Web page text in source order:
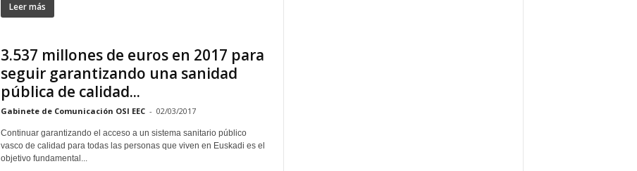
Leer más
3.537 millones de euros en 2017 para
seguir garantizando una sanidad
pública de calidad...
Gabinete de Comunicación OSI EEC - 02/03/2017
Continuar garantizando el acceso a un sistema sanitario público
vasco de calidad para todas las personas que viven en Euskadi es el
objetivo fundamental...